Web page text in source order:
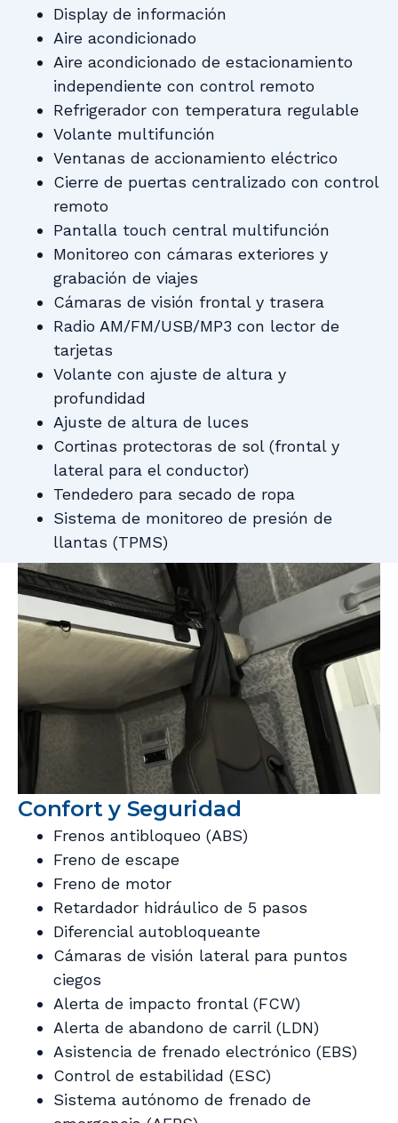
Display de información
Aire acondicionado
Aire acondicionado de estacionamiento
independiente con control remoto
Refrigerador con temperatura regulable
Volante multifunción
Ventanas de accionamiento eléctrico
Cierre de puertas centralizado con control
remoto
Pantalla touch central multifunción
Monitoreo con cámaras exteriores y
grabación de viajes
Cámaras de visión frontal y trasera
Radio AM/FM/USB/MP3 con lector de
tarjetas
Volante con ajuste de altura y
profundidad
Ajuste de altura de luces
Cortinas protectoras de sol (frontal y
lateral para el conductor)
Tendedero para secado de ropa
Sistema de monitoreo de presión de
llantas (TPMS)
Confort y Seguridad
Frenos antibloqueo (ABS)
Freno de escape
Freno de motor
Retardador hidráulico de 5 pasos
Diferencial autobloqueante
Cámaras de visión lateral para puntos
ciegos
Alerta de impacto frontal (FCW)
Alerta de abandono de carril (LDN)
Asistencia de frenado electrónico (EBS)
Control de estabilidad (ESC)
Sistema autónomo de frenado de